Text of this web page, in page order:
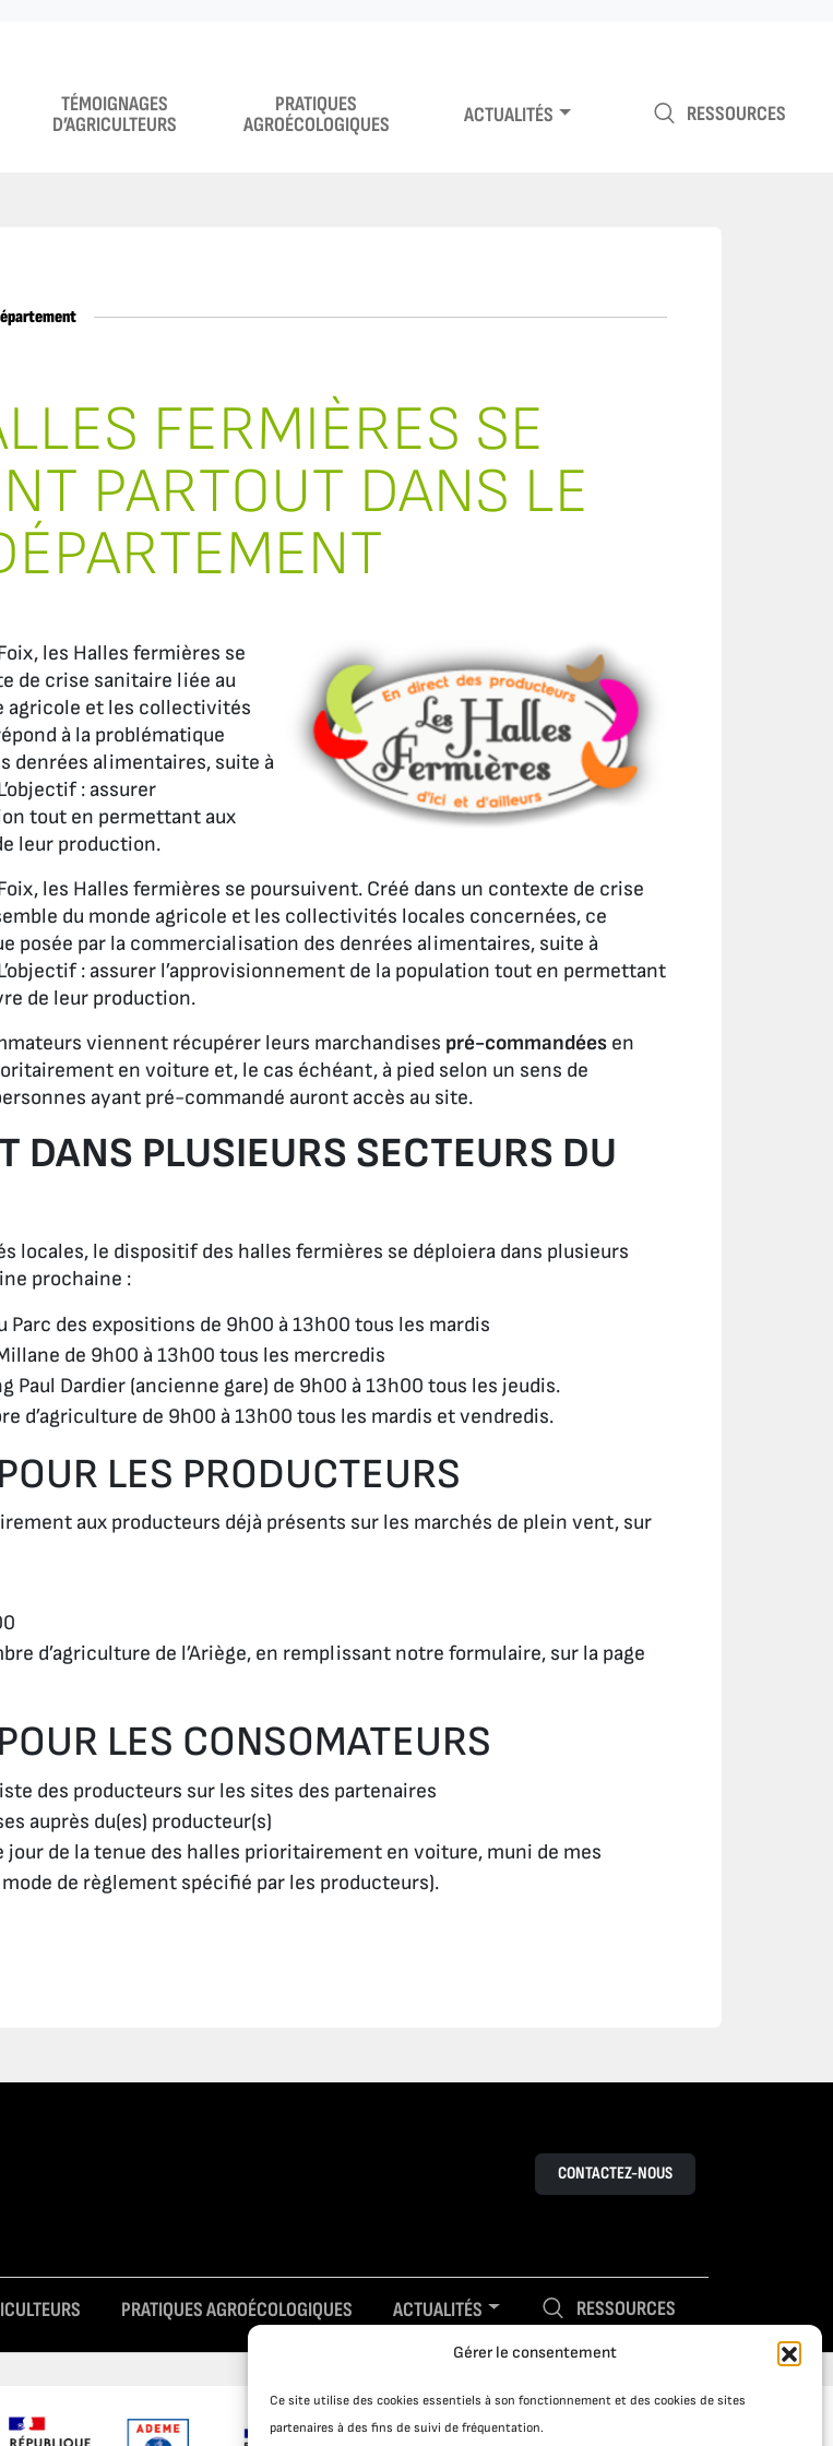
Gérer le consentement
Ce site utilise des cookies essentiels à son fonctionnement et des cookies de sites
partenaires à des fins de suivi de fréquentation.
TÉMOIGNAGES
D’AGRICULTEURS
PRATIQUES
AGROÉCOLOGIQUES
ACTUALITÉS RESSOURCES
FERMIÈRES SE
PARTOUT DANS LE
les Halles fermières se
de crise sanitaire liée au
agricole et les collectivités
à la problématique
denrées alimentaires, suite à
: assurer
tout en permettant aux
leur production.
les Halles fermières se poursuivent. Créé dans un contexte de crise
du monde agricole et les collectivités locales concernées, ce
posée par la commercialisation des denrées alimentaires, suite à
: assurer l’approvisionnement de la population tout en permettant
de leur production.
viennent récupérer leurs marchandises pré-commandées en
en voiture et, le cas échéant, à pied selon un sens de
ayant pré-commandé auront accès au site.
DANS PLUSIEURS SECTEURS DU
locales, le dispositif des halles fermières se déploiera dans plusieurs
prochaine :
Parc des expositions de 9h00 à 13h00 tous les mardis
de 9h00 à 13h00 tous les mercredis
Paul Dardier (ancienne gare) de 9h00 à 13h00 tous les jeudis.
d’agriculture de 9h00 à 13h00 tous les mardis et vendredis.
LES PRODUCTEURS
aux producteurs déjà présents sur les marchés de plein vent, sur
d’agriculture de l’Ariège, en remplissant notre formulaire, sur la page
LES CONSOMATEURS
des producteurs sur les sites des partenaires
auprès du(es) producteur(s)
jour de la tenue des halles prioritairement en voiture, muni de mes
de règlement spécifié par les producteurs).
CONTACTEZ-NOUS
PRATIQUES AGROÉCOLOGIQUES ACTUALITÉS RESSOURCES